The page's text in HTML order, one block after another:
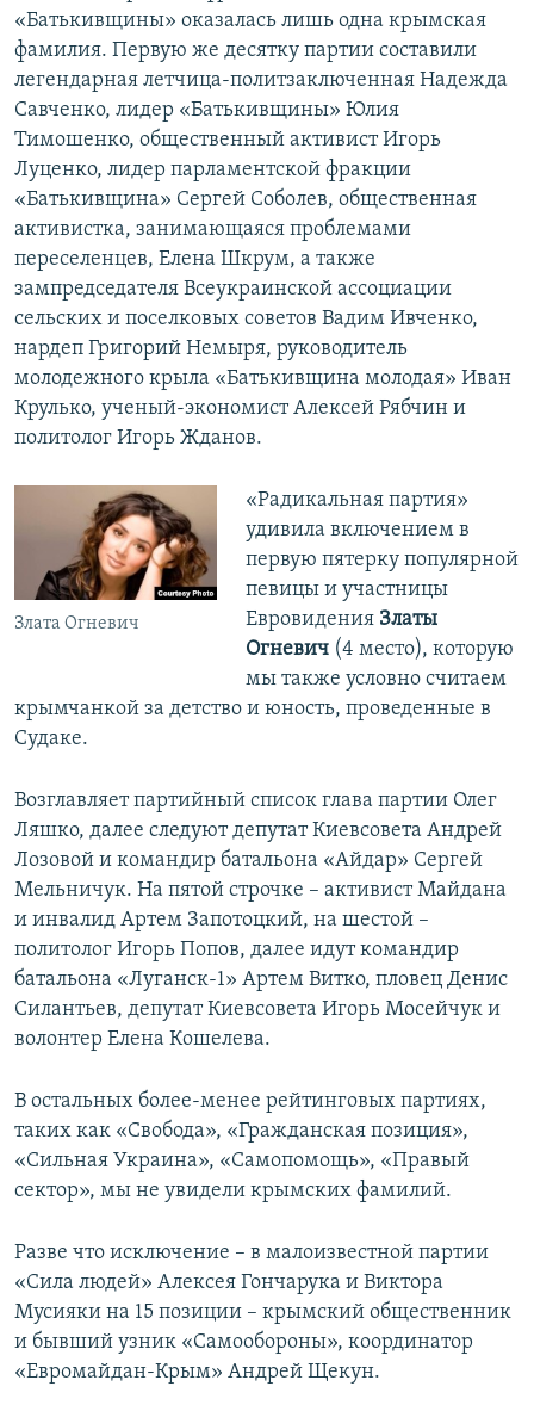
«Батькивщины» оказалась лишь одна крымская
фамилия. Первую же десятку партии составили
легендарная летчица-политзаключенная Надежда
Савченко, лидер «Батькивщины» Юлия
Тимошенко, общественный активист Игорь
Луценко, лидер парламентской фракции
«Батькивщина» Сергей Соболев, общественная
активистка, занимающаяся проблемами
переселенцев, Елена Шкрум, а также
зампредседателя Всеукраинской ассоциации
сельских и поселковых советов Вадим Ивченко,
нардеп Григорий Немыря, руководитель
молодежного крыла «Батькивщина молодая» Иван
Крулько, ученый-экономист Алексей Рябчин и
политолог Игорь Жданов.
Злата Огневич
«Радикальная партия»
удивила включением в
первую пятерку популярной
певицы и участницы
Евровидения Златы
Огневич (4 место), которую
мы также условно считаем
крымчанкой за детство и юность, проведенные в
Судаке.
Возглавляет партийный список глава партии Олег
Ляшко, далее следуют депутат Киевсовета Андрей
Лозовой и командир батальона «Айдар» Сергей
Мельничук. На пятой строчке – активист Майдана
и инвалид Артем Запотоцкий, на шестой –
политолог Игорь Попов, далее идут командир
батальона «Луганск-1» Артем Витко, пловец Денис
Силантьев, депутат Киевсовета Игорь Мосейчук и
волонтер Елена Кошелева.
В остальных более-менее рейтинговых партиях,
таких как «Свобода», «Гражданская позиция»,
«Сильная Украина», «Самопомощь», «Правый
сектор», мы не увидели крымских фамилий.
Разве что исключение – в малоизвестной партии
«Сила людей» Алексея Гончарука и Виктора
Мусияки на 15 позиции – крымский общественник
и бывший узник «Самообороны», координатор
«Евромайдан-Крым» Андрей Щекун.